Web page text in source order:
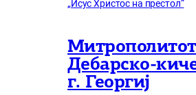
Митрополитот
Дебарско-
г. Георгиј